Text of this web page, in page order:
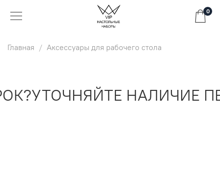
0
Главная Аксессуары для рабочего стола
УТОЧНЯЙТЕ НАЛИЧИЕ